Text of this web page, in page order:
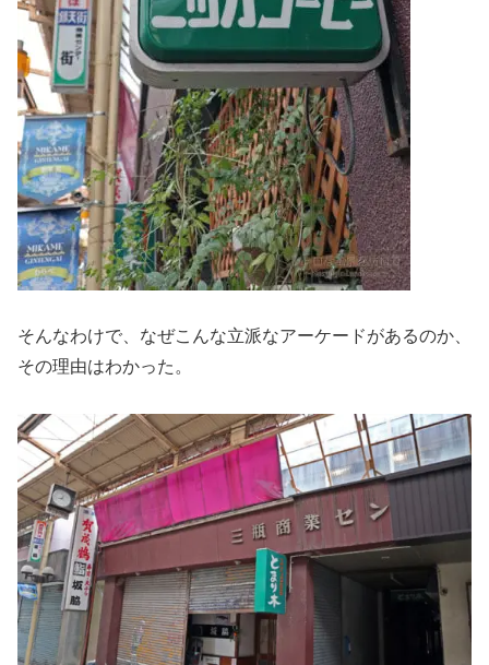
そんなわけで、なぜこんな立派なアーケードがあるのか、
その理由はわかった。